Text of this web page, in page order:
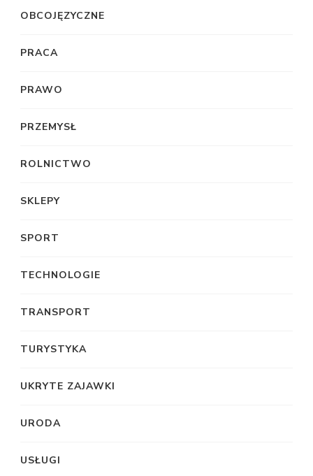
OBCOJĘZYCZNE
PRACA
PRAWO
PRZEMYSŁ
ROLNICTWO
SKLEPY
SPORT
TECHNOLOGIE
TRANSPORT
TURYSTYKA
UKRYTE ZAJAWKI
URODA
USŁUGI